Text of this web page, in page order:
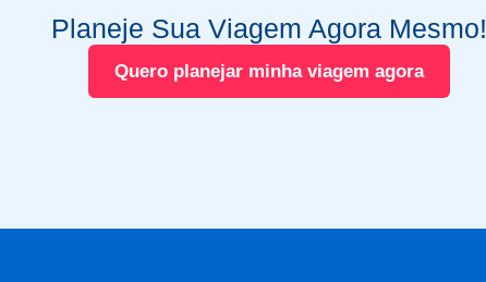
Planeje Sua Viagem Agora Mesmo!
Quero planejar minha viagem agora